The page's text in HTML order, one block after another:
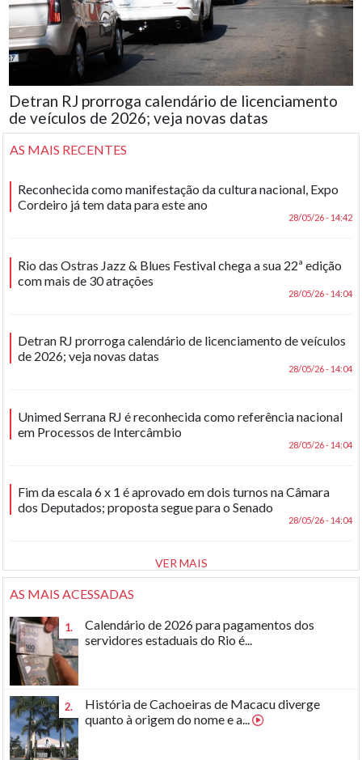
Detran RJ prorroga calendário de licenciamento
de veículos de 2026; veja novas datas
AS MAIS RECENTES
Reconhecida como manifestação da cultura nacional, Expo
Cordeiro já tem data para este ano
28/05/26 - 14:42
Rio das Ostras Jazz & Blues Festival chega a sua 22ª edição
com mais de 30 atrações
28/05/26 - 14:04
Detran RJ prorroga calendário de licenciamento de veículos
de 2026; veja novas datas
28/05/26 - 14:04
Unimed Serrana RJ é reconhecida como referência nacional
em Processos de Intercâmbio
28/05/26 - 14:04
Fim da escala 6 x 1 é aprovado em dois turnos na Câmara
dos Deputados; proposta segue para o Senado
28/05/26 - 14:04
VER MAIS
AS MAIS ACESSADAS
1.
Calendário de 2026 para pagamentos dos
servidores estaduais do Rio é...
2.
História de Cachoeiras de Macacu diverge
quanto à origem do nome e a...